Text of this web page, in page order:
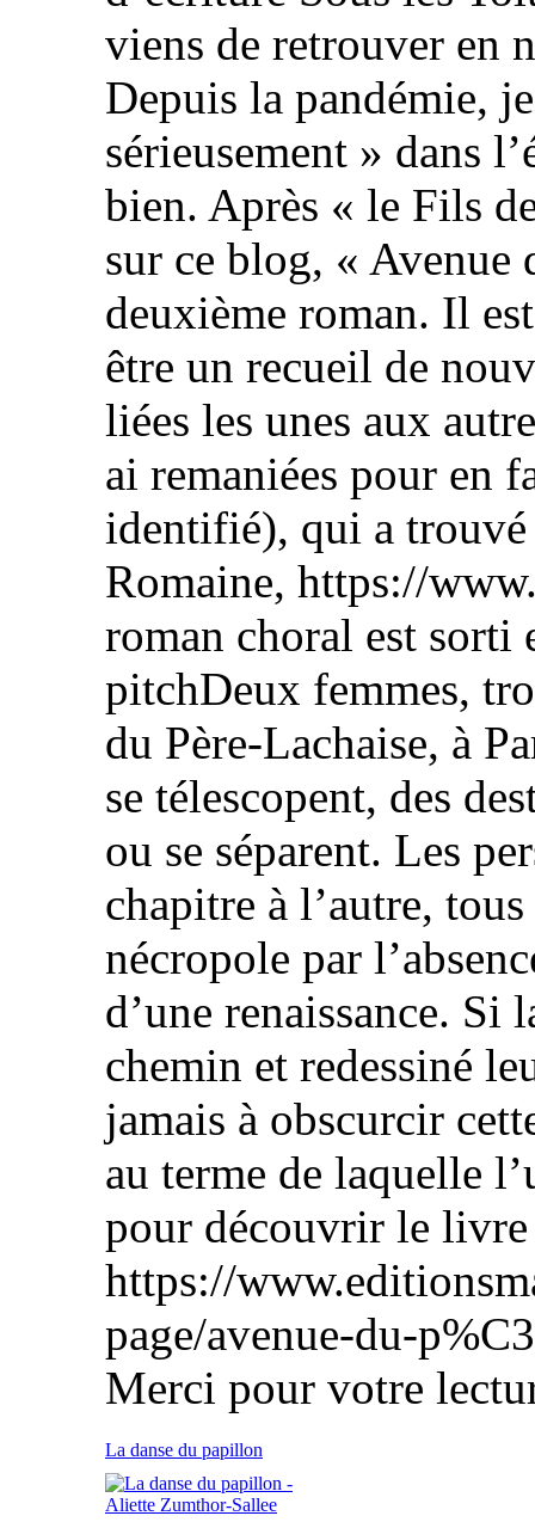
viens de retrouver en
Depuis la pandémie,
sérieusement » dans
bien. Après « le Fils
sur ce blog, « Avenue
deuxième roman. Il
être un recueil de
liées les unes aux
ai remaniées pour en
identifié), qui a
Romaine, https://
roman choral est
pitchDeux femmes,
du Père-Lachaise, à
se télescopent, des
ou se séparent. Les
chapitre à l’autre,
nécropole par
d’une renaissance.
chemin et redessiné
jamais à obscurcir
au terme de laquelle
pour découvrir le
https://
page/avenue-du-
Merci pour votre
La danse du papillon